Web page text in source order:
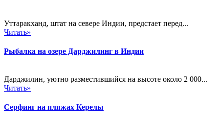
Уттаракханд, штат на севере Индии, предстает перед...
Читать»
Рыбалка на озере Дарджилинг в Индии
Дарджилин, уютно разместившийся на высоте около 2 000...
Читать»
Серфинг на пляжах Керелы